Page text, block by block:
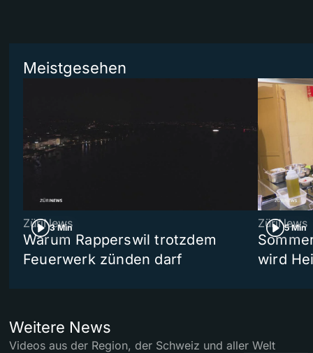
Meistgesehen
3 Min
ZüriNews
Warum Rapperswil trotzdem
Feuerwerk zünden darf
5 Min
ZüriNews
wird
Weitere News
Videos aus der Region, der Schweiz und aller Welt